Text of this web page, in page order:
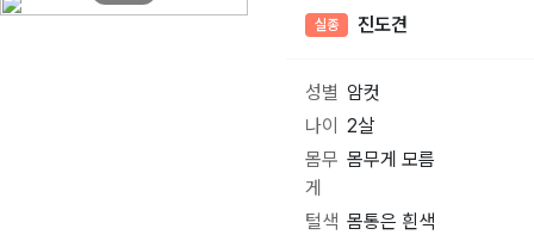
실종 진도견
성별 암컷
나이
2살
몸무
게
몸무게 모름
털색 몸통은 흰색